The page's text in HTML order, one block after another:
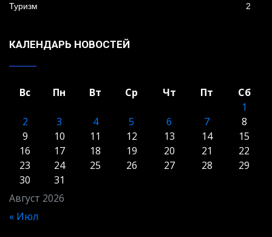
Туризм 2
КАЛЕНДАРЬ НОВОСТЕЙ
Август 2026
Вс Пн Вт Ср Чт Пт
Сб
1
2
3 4 5 6 7
8
9
10 11 12 13 14
15
16
17 18 19 20 21
22
23
24 25 26 27 28
29
30
31
« Июл